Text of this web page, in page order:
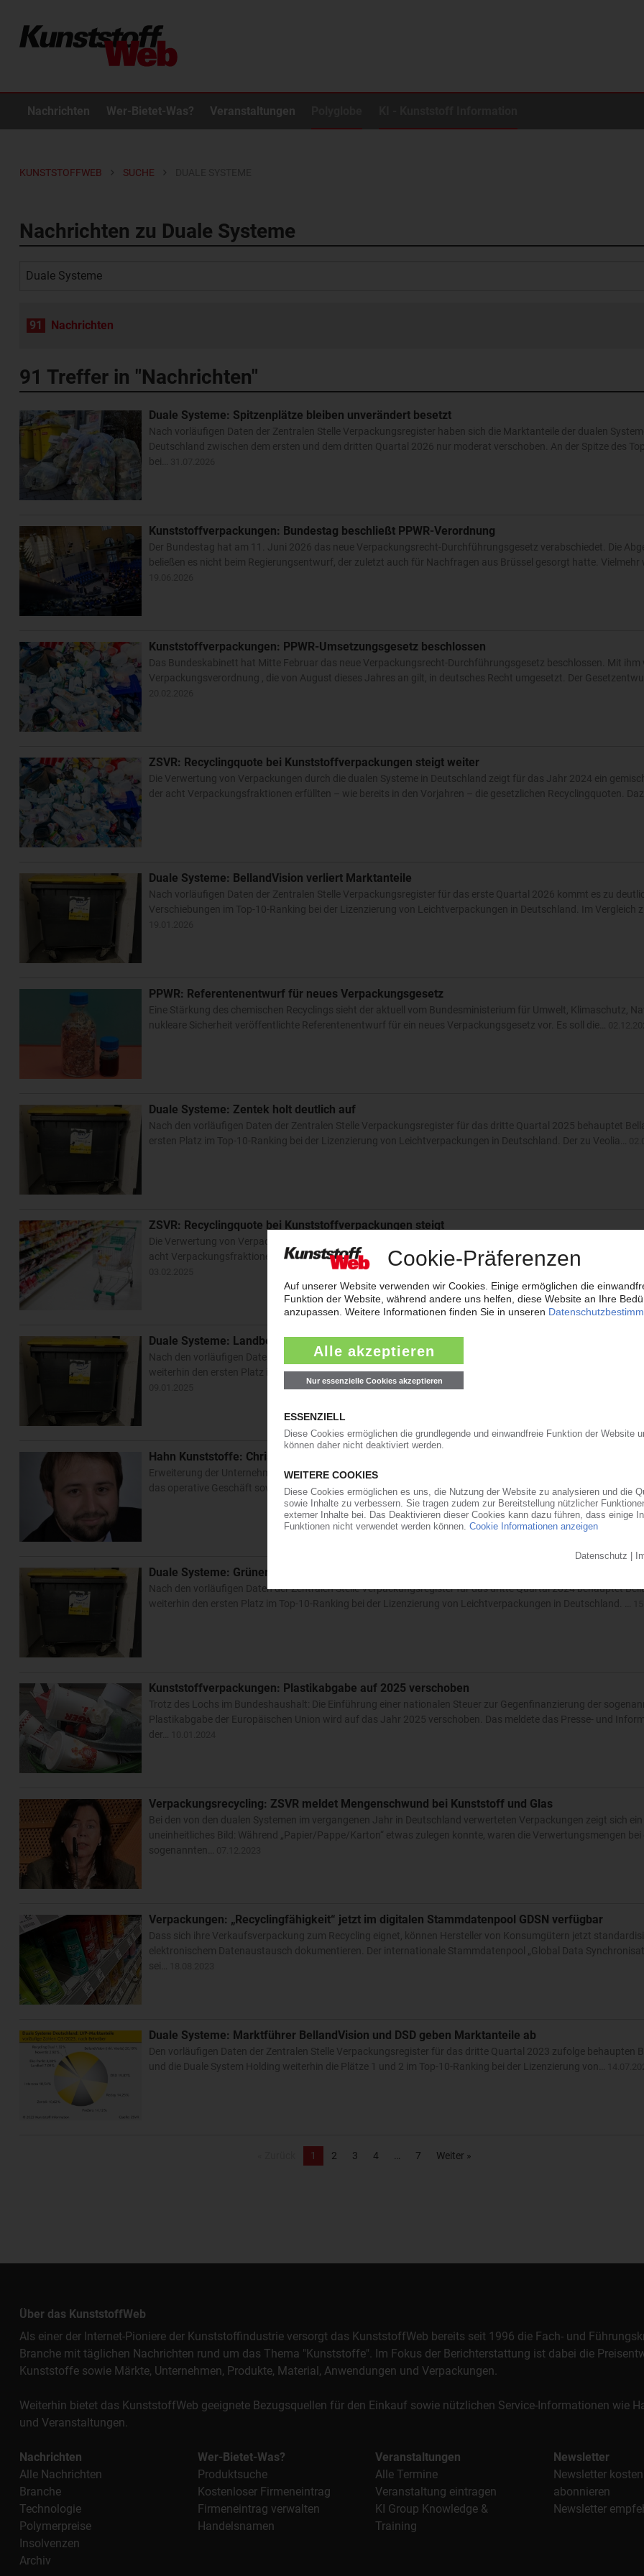
Nachrichten Wer-Bietet-Was? Veranstaltungen
KUNSTSTOFFWEB SUCHE
Nachrichten zu Duale Systeme
91 Nachrichten
91 Treffer in "Nachrichten"
Duale Systeme: Spitzenplätze bleiben unverändert besetzt
Nach vorläufigen Daten der Zentralen Stelle Verpackungsregister haben sich die Marktanteile der dualen
Deutschland zwischen dem ersten und dem dritten Quartal 2026 nur moderat verschoben. An der Spitze des
bei…
Kunststoffverpackungen: Bundestag beschließt PPWR-Verordnung
Der Bundestag hat am 11. Juni 2026 das neue Verpackungsrecht-Durchführungsgesetz verabschiedet. Die
beließen es nicht beim Regierungsentwurf, der zuletzt auch für Nachfragen aus Brüssel gesorgt hatte. Vielmehr
Kunststoffverpackungen: PPWR-Umsetzungsgesetz beschlossen
Das Bundeskabinett hat Mitte Februar das neue Verpackungsrecht-Durchführungsgesetz beschlossen. Mit ihm
Verpackungsverordnung , die von August dieses Jahres an gilt, in deutsches Recht umgesetzt. Der
ZSVR: Recyclingquote bei Kunststoffverpackungen steigt weiter
Die Verwertung von Verpackungen durch die dualen Systeme in Deutschland zeigt für das Jahr 2024 ein
der acht Verpackungsfraktionen erfüllten – wie bereits in den Vorjahren – die gesetzlichen Recyclingquoten.
Duale Systeme: BellandVision verliert Marktanteile
Nach vorläufigen Daten der Zentralen Stelle Verpackungsregister für das erste Quartal 2026 kommt es zu
Verschiebungen im Top-10-Ranking bei der Lizenzierung von Leichtverpackungen in Deutschland. Im Vergleich
PPWR: Referentenentwurf für neues Verpackungsgesetz
Eine Stärkung des chemischen Recyclings sieht der aktuell vom Bundesministerium für Umwelt, Klimaschutz,
nukleare Sicherheit veröffentlichte Referentenentwurf für ein neues Verpackungsgesetz vor. Es soll die…
Duale Systeme: Zentek holt deutlich auf
Nach den vorläufigen Daten der Zentralen Stelle Verpackungsregister für das dritte Quartal 2025 behauptet
ersten Platz im Top-10-Ranking bei der Lizenzierung von Leichtverpackungen in Deutschland. Der zu Veolia…
ZSVR: Recyclingquote bei Kunststoffverpackungen steigt
Die Verwertung von Verpackungen durch die dualen Systeme in Deutschland im Jahr 2023 zeigt ein gemischtes
acht Verpackungsfraktionen haben die Recyclingquoten erfüllt, darunter Kunststoffverpackungen, die in zwei
Duale Systeme: Landbell muss deutlich Federn lassen
Nach den vorläufigen Daten der Zentralen Stelle Verpackungsregister für das erste Quartal 2025 behauptet
weiterhin den ersten Platz im Top-10-Ranking bei der Lizenzierung von Leichtverpackungen in Deutschland.
Hahn Kunststoffe: Christian Schorr zum Geschäftsführer berufen
Erweiterung der Unternehmensspitze: Hahn Kunststoffe hat Christian Schorr in die Geschäftsführung berufen.
das operative Geschäft sowie die Betriebsprozesse des Herstellers von Fertigteilen aus rezyklierten…16.07.2024
Duale Systeme: Grüner Punkt muss deutlich Federn lassen
Nach den vorläufigen Daten der Zentralen Stelle Verpackungsregister für das dritte Quartal 2024 behauptet
weiterhin den ersten Platz im Top-10-Ranking bei der Lizenzierung von Leichtverpackungen in Deutschland. …
Kunststoffverpackungen: Plastikabgabe auf 2025 verschoben
Trotz des Lochs im Bundeshaushalt: Die Einführung einer nationalen Steuer zur Gegenfinanzierung der
Plastikabgabe der Europäischen Union wird auf das Jahr 2025 verschoben. Das meldete das Presse- und
der…
Verpackungsrecycling: ZSVR meldet Mengenschwund bei Kunststoff und Glas
Bei den von den dualen Systemen im vergangenen Jahr in Deutschland verwerteten Verpackungen zeigt sich ein
uneinheitliches Bild: Während „Papier/Pappe/Karton“ etwas zulegen konnte, waren die Verwertungsmengen bei
sogenannten…
Verpackungen: „Recyclingfähigkeit“ jetzt im digitalen Stammdatenpool GDSN verfügbar
Dass sich ihre Verkaufsverpackung zum Recycling eignet, können Hersteller von Konsumgütern jetzt
elektronischem Datenaustausch dokumentieren. Der internationale Stammdatenpool „Global Data
sei…
Duale Systeme: Marktführer BellandVision und DSD geben Marktanteile ab
Den vorläufigen Daten der Zentralen Stelle Verpackungsregister für das dritte Quartal 2023 zufolge behaupten
und die Duale System Holding weiterhin die Plätze 1 und 2 im Top-10-Ranking bei der Lizenzierung von…
1 2 3 4 7 Weiter »
Über das KunststoffWeb
Als einer der Internet-Pioniere der Kunststoffindustrie versorgt das KunststoffWeb bereits seit 1996 die Fach- und
Branche mit täglichen Nachrichten rund um das Thema "Kunststoffe". Im Fokus der Berichterstattung ist dabei die
Kunststoffe sowie Märkte, Unternehmen, Produkte, Material, Anwendungen und Verpackungen.
Weiterhin bietet das KunststoffWeb geeignete Bezugsquellen für den Einkauf sowie nützlichen Service-Informationen wie
und Veranstaltungen.
Nachrichten
Alle Nachrichten
Branche
Technologie
Polymerpreise
Insolvenzen
Archiv
Wer-Bietet-Was?
Produktsuche
Kostenloser Firmeneintrag
Firmeneintrag verwalten
Handelsnamen
Veranstaltungen
Alle Termine
Veranstaltung eintragen
KI Group Knowledge &
Training
Newsletter
Newsletter
abonnieren
Newsletter